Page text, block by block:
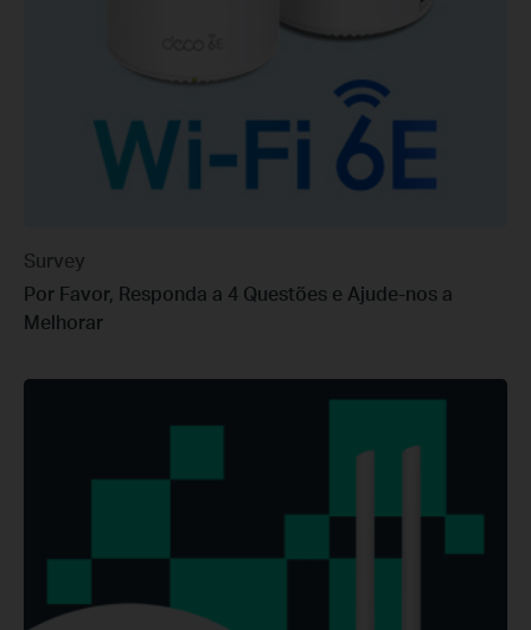
Survey
Por Favor, Responda a 4 Questões e Ajude-nos a
Melhorar